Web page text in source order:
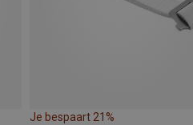
Je bespaart 21%